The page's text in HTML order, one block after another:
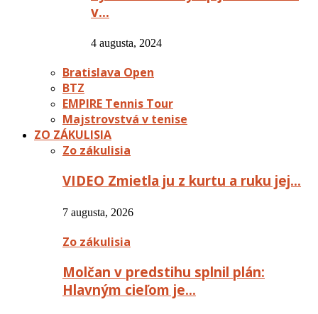
v…
4 augusta, 2024
Bratislava Open
BTZ
EMPIRE Tennis Tour
Majstrovstvá v tenise
ZO ZÁKULISIA
Zo zákulisia
VIDEO Zmietla ju z kurtu a ruku jej…
7 augusta, 2026
Zo zákulisia
Molčan v predstihu splnil plán:
Hlavným cieľom je…